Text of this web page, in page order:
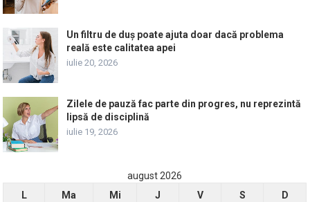
Un filtru de duș poate ajuta doar dacă problema
reală este calitatea apei
iulie 20, 2026
Zilele de pauză fac parte din progres, nu reprezintă
lipsă de disciplină
iulie 19, 2026
august 2026
L
Ma Mi J V S D